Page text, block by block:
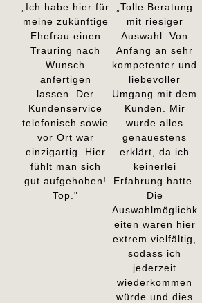
„Ich habe hier für
meine zukünftige
Ehefrau einen
Trauring nach
Wunsch
anfertigen
lassen. Der
Kundenservice
telefonisch sowie
vor Ort war
einzigartig. Hier
fühlt man sich
gut aufgehoben!
Top."
„Tolle Beratung
mit riesiger
Auswahl. Von
Anfang an sehr
kompetenter und
liebevoller
Umgang mit dem
Kunden. Mir
wurde alles
genauestens
erklärt, da ich
keinerlei
Erfahrung hatte.
Die
Auswahlmöglichk
eiten waren hier
extrem vielfältig,
sodass ich
jederzeit
wiederkommen
würde und dies